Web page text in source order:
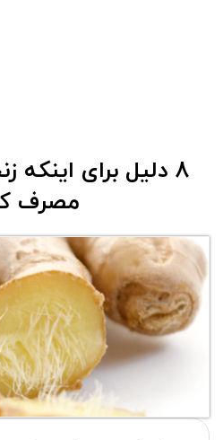
8 دلیل برای
مصرف